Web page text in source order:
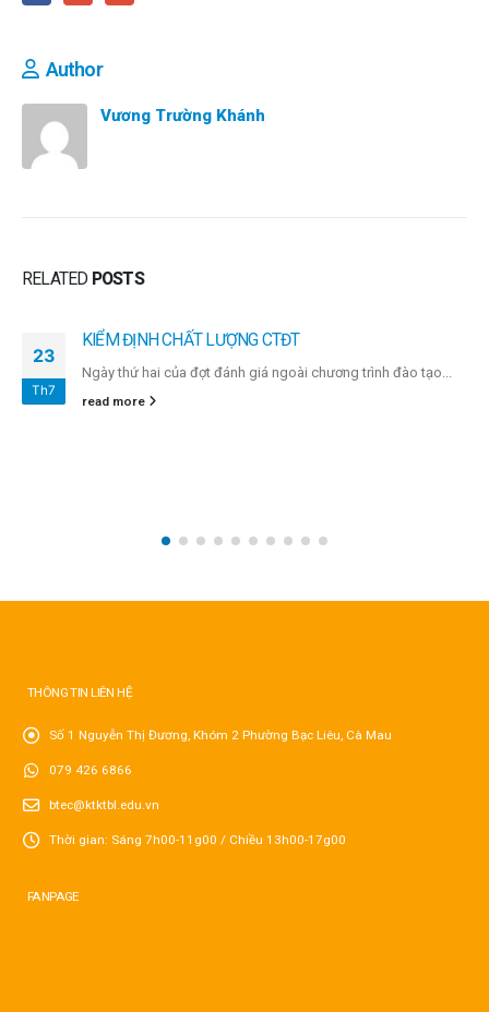
Author
Vương Trường Khánh
RELATED POSTS
23
Th7
KIỂM ĐỊNH CHẤT LƯỢNG CTĐT
Ngày thứ hai của đợt đánh giá ngoài chương trình đào tạo...
read more
THÔNG TIN LIÊN HỆ
Số 1 Nguyễn Thị Đương, Khóm 2 Phường Bạc Liêu, Cà Mau
079 426 6866
btec@ktktbl.edu.vn
Thời gian: Sáng 7h00-11g00 / Chiều 13h00-17g00
FANPAGE